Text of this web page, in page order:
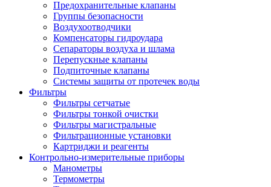
Предохранительные клапаны
Группы безопасности
Воздухоотводчики
Компенсаторы гидроудара
Сепараторы воздуха и шлама
Перепускные клапаны
Подпиточные клапаны
Системы защиты от протечек воды
Фильтры
Фильтры сетчатые
Фильтры тонкой очистки
Фильтры магистральные
Фильтрационные установки
Картриджи и реагенты
Контрольно-измерительные приборы
Манометры
Термометры